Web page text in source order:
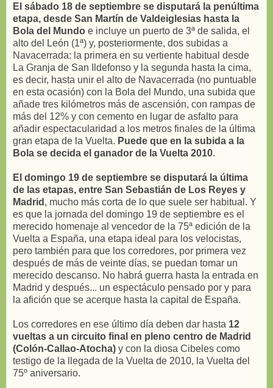
El sábado 18 de septiembre se disputará la penúltima
etapa, desde San Martín de Valdeiglesias hasta la
Bola del Mundo e incluye un puerto de 3ª de salida, el
alto del León (1ª) y, posteriormente, dos subidas a
Navacerrada: la primera en su vertiente habitual desde
La Granja de San Ildefonso y la segunda hasta la cima,
es decir, hasta unir el alto de Navacerrada (no puntuable
en esta ocasión) con la Bola del Mundo, una subida que
añade tres kilómetros más de ascensión, con rampas de
más del 12% y con cemento en lugar de asfalto para
añadir espectacularidad a los metros finales de la última
gran etapa de la Vuelta. Puede que en la subida a la
Bola se decida el ganador de la Vuelta 2010.
El domingo 19 de septiembre se disputará la última
de las etapas, entre San Sebastián de Los Reyes y
Madrid , mucho más corta de lo que suele ser habitual. Y
es que la jornada del domingo 19 de septiembre es el
merecido homenaje al vencedor de la 75ª edición de la
Vuelta a España, una etapa ideal para los velocistas,
pero también para que los corredores, por primera vez
después de más de veinte días, se puedan tomar un
merecido descanso. No habrá guerra hasta la entrada en
Madrid y después... un espectáculo pensado por y para
la afición que se acerque hasta la capital de España.
Los corredores en ese último día deben dar hasta 12
vueltas a un circuito final en pleno centro de Madrid
(Colón-Callao-Atocha) y con la diosa Cibeles como
testigo de la llegada de la Vuelta de 2010, la Vuelta del
75º aniversario.